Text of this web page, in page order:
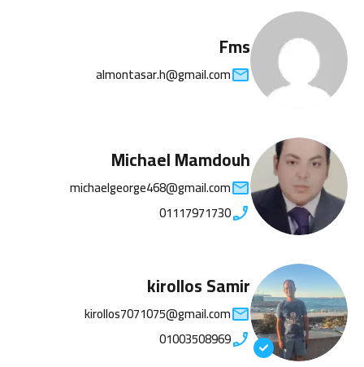
Fms
almontasar.h@gmail.com
Michael Mamdouh
michaelgeorge468@gmail.com
01117971730
kirollos Samir
kirollos7071075@gmail.com
01003508969